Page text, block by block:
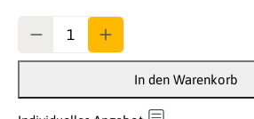
In den Warenkorb